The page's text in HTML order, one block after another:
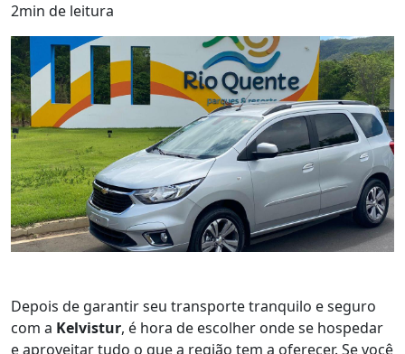
2min de leitura
Depois de garantir seu transporte tranquilo e seguro
com a Kelvistur, é hora de escolher onde se hospedar
e aproveitar tudo o que a região tem a oferecer. Se você